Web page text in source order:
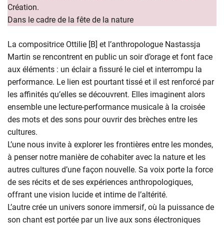
Création.
Dans le cadre de la fête de la nature
La compositrice Ottilie [B] et l’anthropologue Nastassja
Martin se rencontrent en public un soir d’orage et font face
aux éléments : un éclair a fissuré le ciel et interrompu la
performance. Le lien est pourtant tissé et il est renforcé par
les affinités qu’elles se découvrent. Elles imaginent alors
ensemble une lecture-performance musicale à la croisée
des mots et des sons pour ouvrir des brèches entre les
cultures.
L’une nous invite à explorer les frontières entre les mondes,
à penser notre manière de cohabiter avec la nature et les
autres cultures d’une façon nouvelle. Sa voix porte la force
de ses récits et de ses expériences anthropologiques,
offrant une vision lucide et intime de l’altérité.
L’autre crée un univers sonore immersif, où la puissance de
son chant est portée par un live aux sons électroniques